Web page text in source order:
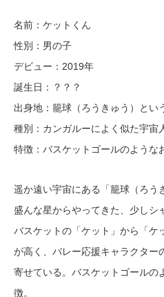
名前：ケットくん
性別：男の子
デビュー：2019年
誕生日：？？？
出身地：籠球（ろうきゅう）とい
種別：カンガルーによく似た宇宙
特徴：バスケットゴールのような
遥か遠い宇宙にある「籠球（ろう
盛んな星からやってきた、少しシ
バスケットの「ケット」から「ケ
が高く、バレー応援キャラクター
寄せている。バスケットゴールの
徴。